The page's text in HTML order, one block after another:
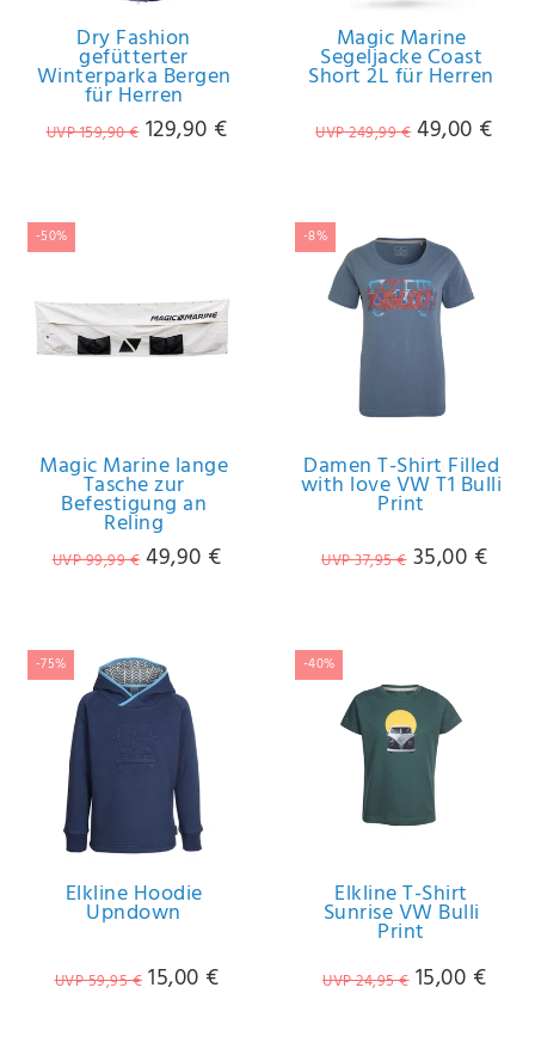
Dry Fashion
gefütterter
Winterparka Bergen
für Herren
UVP 159,90 € 129,90 €
Magic Marine
Segeljacke Coast
Short 2L für Herren
UVP 249,99 € 49,00 €
-50%
Magic Marine lange
Tasche zur
Befestigung an
Reling
UVP 99,99 € 49,90 €
-8%
Damen T-Shirt Filled
with love VW T1 Bulli
Print
UVP 37,95 € 35,00 €
-75%
Elkline Hoodie
Upndown
UVP 59,95 € 15,00 €
-40%
Elkline T-Shirt
Sunrise VW Bulli
Print
UVP 24,95 € 15,00 €